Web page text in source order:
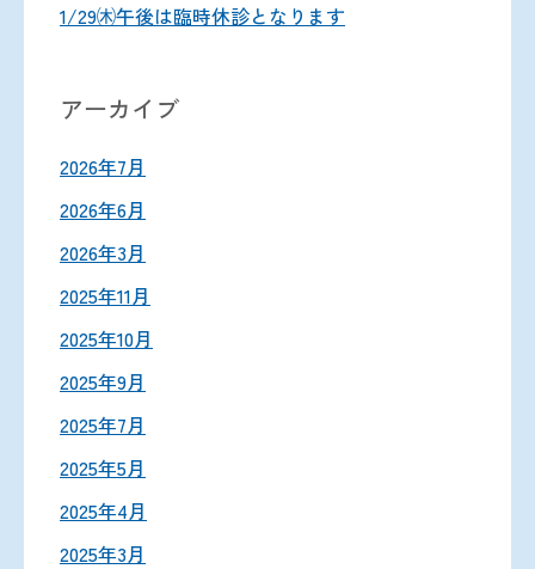
1/29㈭午後は臨時休診となります
アーカイブ
2026年7月
2026年6月
2026年3月
2025年11月
2025年10月
2025年9月
2025年7月
2025年5月
2025年4月
2025年3月